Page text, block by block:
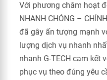
Với phương châm hoạt
NHANH CHÓNG –
đã gây ấn tượng mạnh
lượng dịch vụ nhanh
nhanh G-TECH cam kết
phục vụ theo đúng yêu